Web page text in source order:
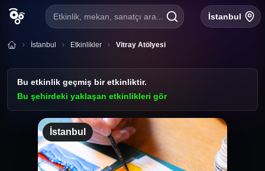
Etkinlik, mekan, sanatçı ara... İstanbul
İstanbul Etkinlikler Vitray Atölyesi
Bu etkinlik geçmiş bir etkinliktir.
Bu şehirdeki yaklaşan etkinlikleri gör
İstanbul